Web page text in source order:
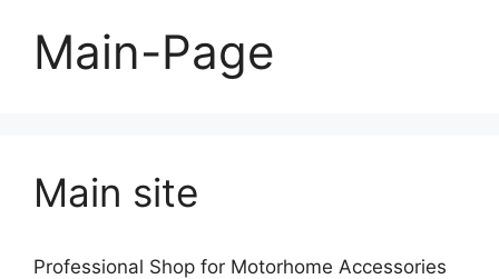
Main-Page
Main site
Professional Shop for Motorhome Accessories